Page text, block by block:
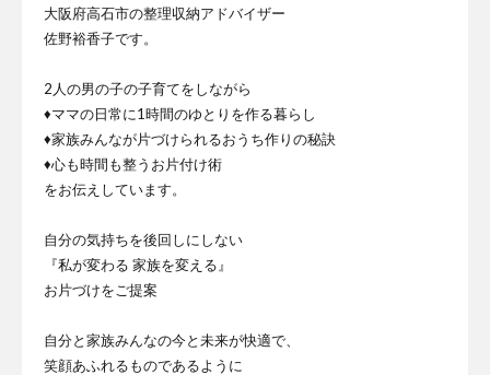
大阪府高石市の整理収納アドバイザー
佐野裕香子です。
2人の男の子の子育てをしながら
♦ママの日常に1時間のゆとりを作る暮らし
♦家族みんなが片づけられるおうち作りの秘訣
♦心も時間も整うお片付け術
をお伝えしています。
自分の気持ちを後回しにしない
『私が変わる 家族を変える』
お片づけをご提案
自分と家族みんなの今と未来が快適で、
笑顔あふれるものであるように